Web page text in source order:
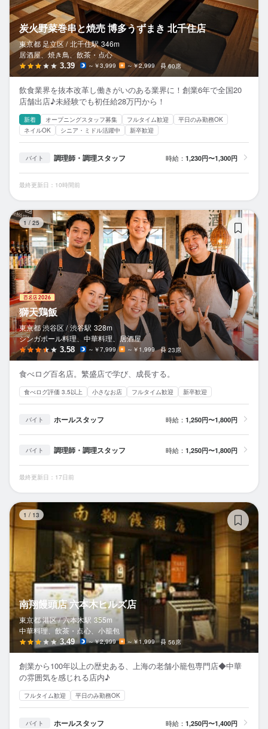
炭火野菜巻串と焼売 博多うずまき 北千住店
東京都 足立区 / 北千住駅 346m
居酒屋、焼き鳥、飲茶・点心
3.39 ～￥3,999 ～￥2,999 60席
飲食業界を抜本改革し働きがいのある業界に！創業6年で全国20
店舗出店♪未経験でも初任給28万円から！
新着 オープニングスタッフ募集 フルタイム歓迎
平日のみ勤務OK
ネイルOK
シニア・ミドル活躍中 新卒歓迎
バイト 調理師・調理スタッフ 時給： 1,230円〜1,300円
最終更新日：10時間前
1 / 25
獅天鶏飯
東京都 渋谷区 / 渋谷駅 328m
シンガポール料理、中華料理、居酒屋
3.58 ～￥7,999 ～￥1,999 23席
食べログ百名店。繁盛店で学び、成長する。
食べログ評価 3.5以上 小さなお店 フルタイム歓迎 新卒歓迎
バイト ホールスタッフ 時給： 1,250円〜1,800円
バイト 調理師・調理スタッフ 時給： 1,250円〜1,800円
最終更新日：17日前
1 / 13
南翔饅頭店 六本木ヒルズ店
東京都 港区 / 六本木駅 355m
中華料理、飲茶・点心、小籠包
3.49 ～￥2,999 ～￥1,999 56席
創業から100年以上の歴史ある、上海の老舗小籠包専門店◆中華
の雰囲気を感じれる店内♪
フルタイム歓迎 平日のみ勤務OK
バイト ホールスタッフ 時給： 1,250円〜1,400円